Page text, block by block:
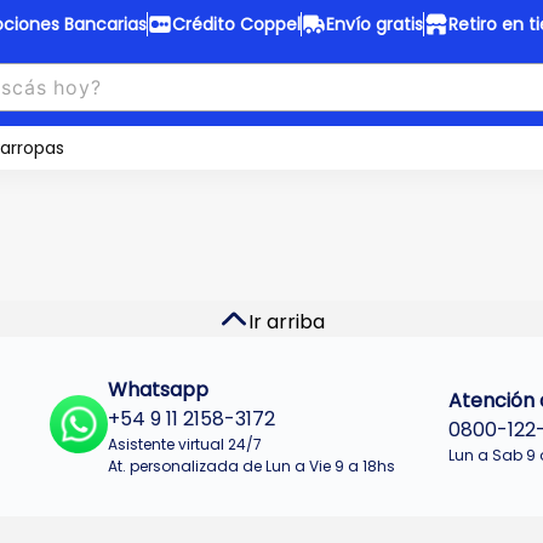
Bancarias Crédito Coppel Envío gratis Retiro en
Coppel
fijas en ropa y 12 en
Envío gratis
Ir arriba
Whatsapp
+54 9 11 2158-3172
Asistente virtual 24/7
At. personalizada de Lun a Vie 9 a 18hs
Atención
0800-
Lun a Sab 9